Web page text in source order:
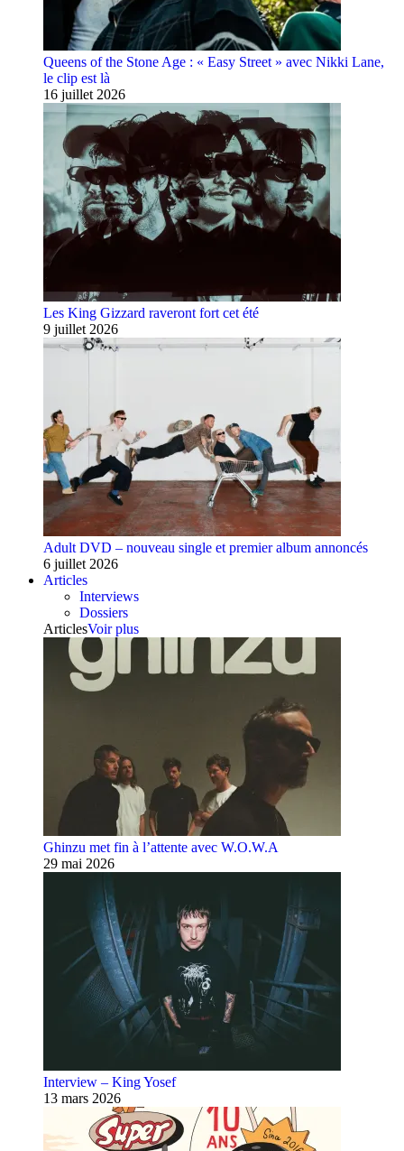
Queens of the Stone Age : « Easy Street » avec Nikki Lane,
le clip est là
16 juillet 2026
Les King Gizzard raveront fort cet été
9 juillet 2026
Adult DVD – nouveau single et premier album annoncés
6 juillet 2026
Articles
Interviews
Dossiers
ArticlesVoir plus
Ghinzu met fin à l’attente avec W.O.W.A
29 mai 2026
Interview – King Yosef
13 mars 2026